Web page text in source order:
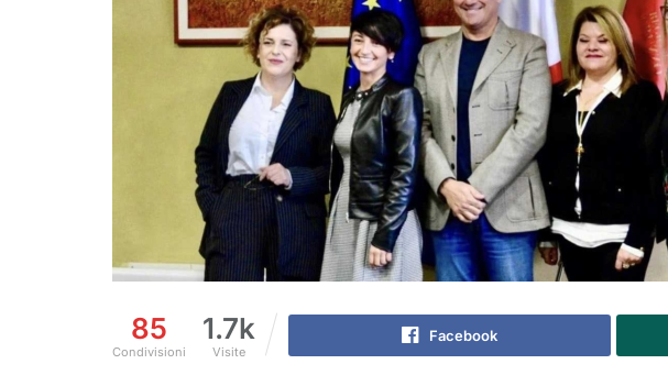
85
Condivisioni
1.7k
Visite
Facebook